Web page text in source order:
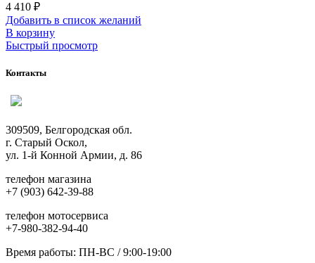
4 410 ₽
Добавить в список желаний
В корзину
Быстрый просмотр
Контакты
309509, Белгородская обл.
г. Старый Оскол,
ул. 1-й Конной Армии, д. 86
телефон магазина
+7 (903) 642-39-88
телефон мотосервиса
+7-980-382-94-40
Время работы: ПН-ВС / 9:00-19:00